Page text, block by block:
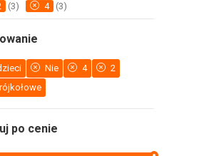
(3) 4 (3)
Nie 4
2
po cenie